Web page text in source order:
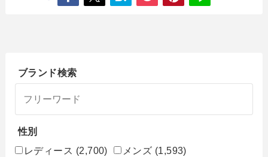
ブランド検索
性別
レディース (2,700) メンズ (1,593)